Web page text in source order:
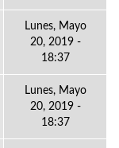
Lunes, Mayo
20, 2019 -
18:37
Lunes, Mayo
20, 2019 -
18:37